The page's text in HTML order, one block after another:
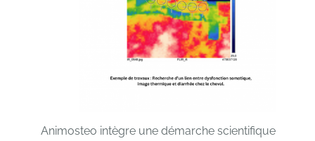
Animosteo intègre une démarche scientifique